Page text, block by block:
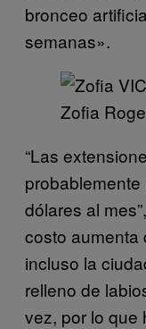
bronceo
semanas».
Zofia
“Las
dólares al
costo aumenta
incluso la
relleno de
vez, por lo que